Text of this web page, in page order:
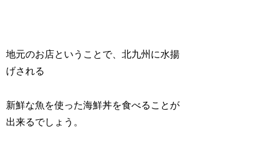
地元のお店ということで、北九州に水揚
げされる
新鮮な魚を使った海鮮丼を食べることが
出来るでしょう。